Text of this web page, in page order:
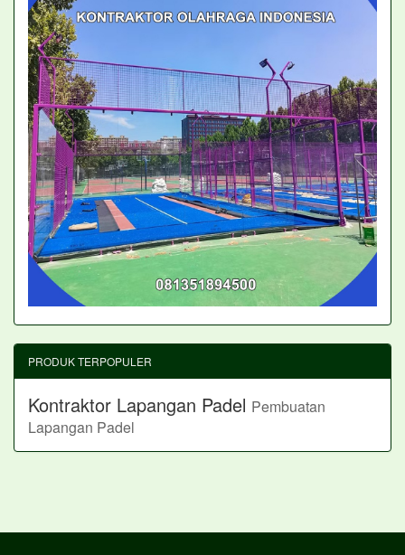
PRODUK TERPOPULER
Kontraktor Lapangan Padel Pembuatan
Lapangan Padel